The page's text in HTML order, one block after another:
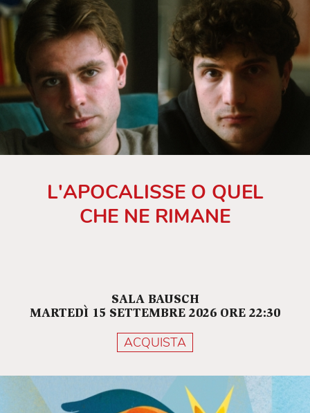
L'APOCALISSE O QUEL
CHE NE RIMANE
SALA BAUSCH
MARTEDÌ 15 SETTEMBRE 2026 ORE 22:30
ACQUISTA